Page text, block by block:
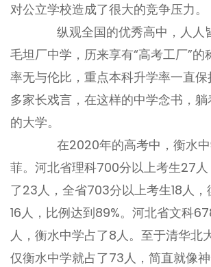
对公立学校造成了很大的竞争压力。
纵观全国的优秀高中，人人
毛坦厂中学，历来享有“高考工厂”的
率无与伦比，重点本科升学率一直
多家长戏言，在这样的中学念书，
的大学。
在2020年的高考中，衡水中
菲。河北省理科700分以上考生27
了23人，全省703分以上考生18人，
16人，比例达到89%。河北省文科
人，衡水中学占了8人。至于清华北
仅衡水中学就占了73人，简直就像神